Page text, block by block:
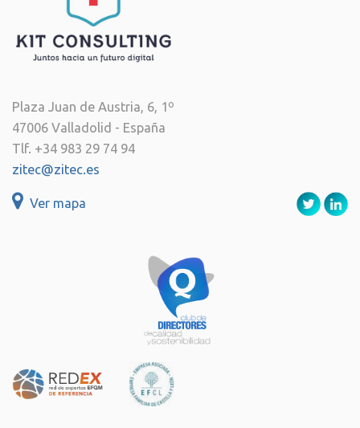
Plaza Juan de Austria, 6, 1º
47006 Valladolid - España
Tlf. +34 983 29 74 94
zitec@zitec.es
Ver mapa